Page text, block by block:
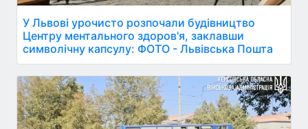
У Львові урочисто розпочали будівництво
Центру ментального здоров'я, заклавши
символічну капсулу: ФОТО - Львівська Пошта